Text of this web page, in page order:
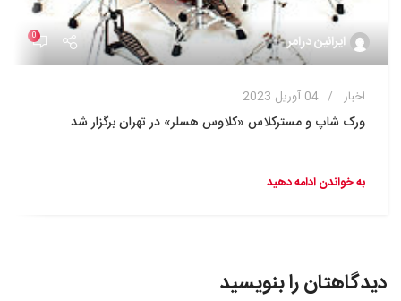
ایرانین درامر 0
اخبار 04 آوریل 2023
ورک شاپ و مسترکلاس «کلاوس هسلر» در تهران برگزار شد
به خواندن ادامه دهید
دیدگاهتان را بنویسید